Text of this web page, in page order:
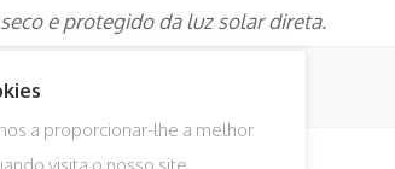
e protegido da luz solar direta.
a proporcionar-lhe a melhor